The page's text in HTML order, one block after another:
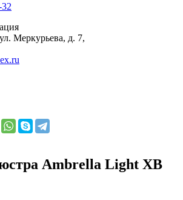
Меркурьева, д. 7,
Ambrella Light XB